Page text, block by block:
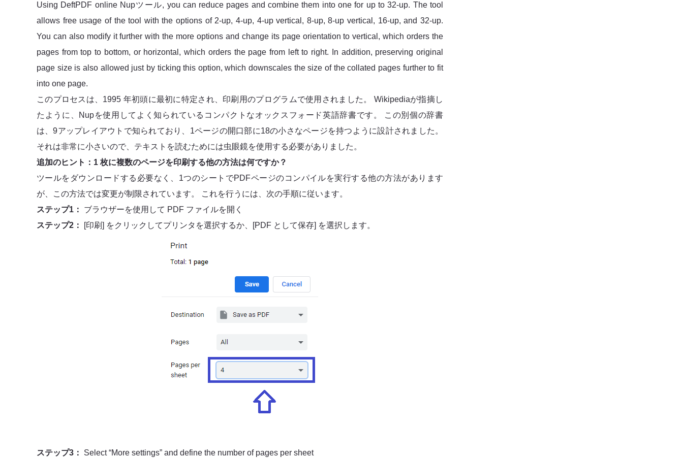
Using DeftPDF online Nupツール, you can reduce pages and combine them into one for up to 32-up. The tool
allows free usage of the tool with the options of 2-up, 4-up, 4-up vertical, 8-up, 8-up vertical, 16-up, and 32-up.
You can also modify it further with the more options and change its page orientation to vertical, which orders the
pages from top to bottom, or horizontal, which orders the page from left to right. In addition, preserving original
page size is also allowed just by ticking this option, which downscales the size of the collated pages further to fit
into one page.
このプロセスは、1995 年初頭に最初に特定され、印刷用のプログラムで使用されました。 Wikipediaが指摘し
たように、Nupを使用してよく知られているコンパクトなオックスフォード英語辞書です。 この別個の辞書
は、9アップレイアウトで知られており、1ページの開口部に18の小さなページを持つように設計されました。
それは非常に小さいので、テキストを読むためには虫眼鏡を使用する必要がありました。
追加のヒント：1 枚に複数のページを印刷する他の方法は何ですか？
ツールをダウンロードする必要なく、1つのシートでPDFページのコンパイルを実行する他の方法があります
が、この方法では変更が制限されています。 これを行うには、次の手順に従います。
ステップ1：
ブラウザーを使用して PDF ファイルを開く
ステップ2：
[印刷] をクリックしてプリンタを選択するか、[PDF として保存] を選択します。
ステップ3： Select “More settings” and define the number of pages per sheet